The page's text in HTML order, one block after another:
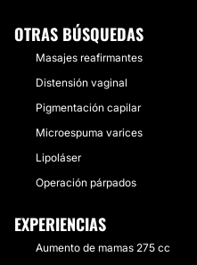
OTRAS BÚSQUEDAS
Masajes reafirmantes
Distensión vaginal
Pigmentación capilar
Microespuma varices
Lipoláser
Operación párpados
EXPERIENCIAS
Aumento de mamas 275 cc